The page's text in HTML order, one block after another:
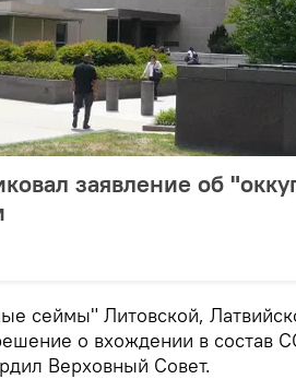
заявление об
сеймы" Литовской,
о вхождении в состав
Верховный Совет.